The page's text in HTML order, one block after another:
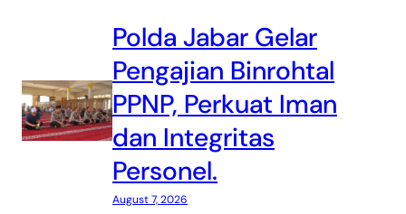
Polda Jabar Gelar
Pengajian Binrohtal
PPNP, Perkuat Iman
dan Integritas
Personel.
August 7, 2026